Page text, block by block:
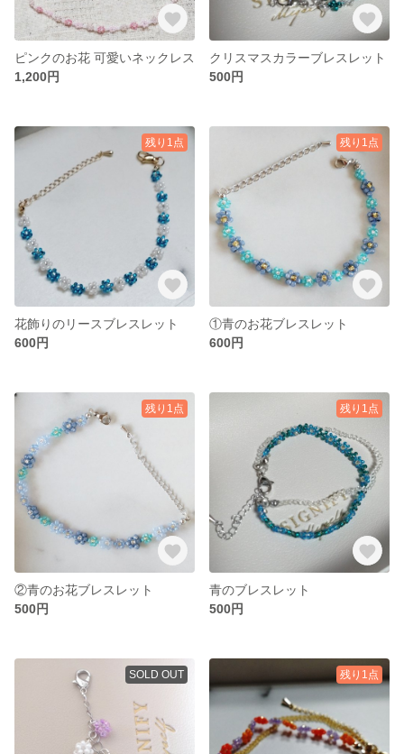
ピンクのお花 可愛いネックレス
1,200円
クリスマスカラーブレスレット
500円
残り1点
花飾りのリースブレスレット
600円
残り1点
①青のお花ブレスレット
600円
残り1点
②青のお花ブレスレット
500円
残り1点
青のブレスレット
500円
SOLD OUT 残り1点